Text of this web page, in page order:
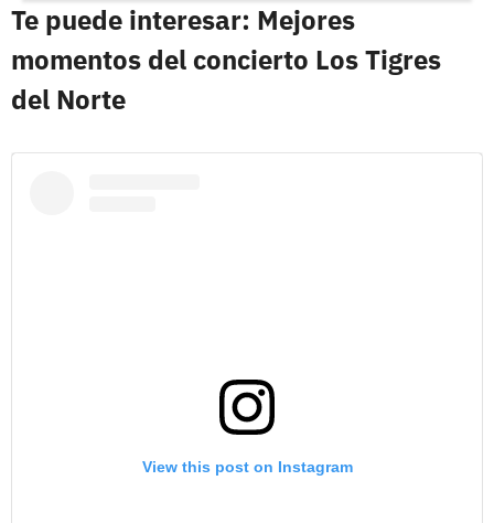
Te puede interesar: Mejores
momentos del concierto Los Tigres
del Norte
View this post on Instagram